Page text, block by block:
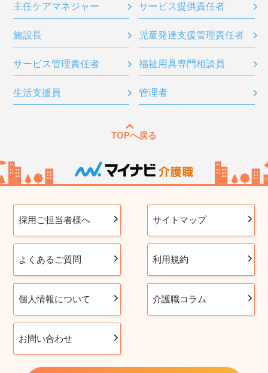
主任ケアマネジャー サービス提供責任者
施設長 児童発達支援管理責任者
サービス管理責任者 福祉用具専門相談員
生活支援員 管理者
TOPへ戻る
採用ご担当者様へ サイトマップ
よくあるご質問 利用規約
個人情報について 介護職コラム
お問い合わせ